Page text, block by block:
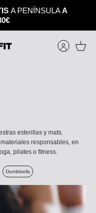
A PENÍNSULAA
esterillas y mats.
responsables, en
pilates o fitness.
Dumbbells